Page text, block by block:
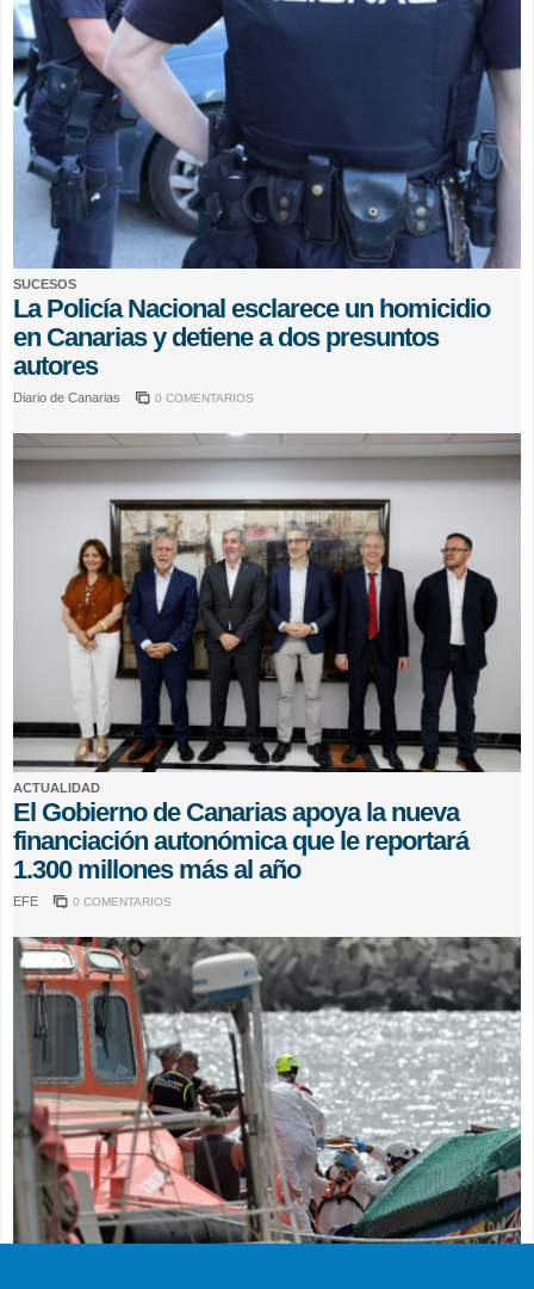
SUCESOS
La Policía Nacional esclarece un homicidio
en Canarias y detiene a dos presuntos
autores
Diario de Canarias 0 COMENTARIOS
ACTUALIDAD
El Gobierno de Canarias apoya la nueva
financiación autonómica que le reportará
1.300 millones más al año
EFE 0 COMENTARIOS